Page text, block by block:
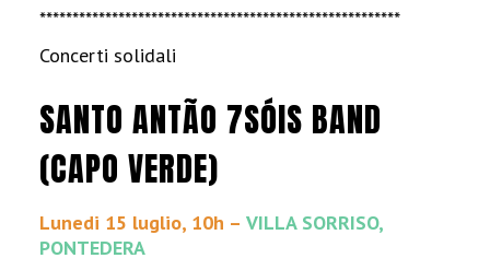
*******************************************************
Concerti solidali
SANTO ANTÃO 7SÓIS BAND
(CAPO VERDE)
Lunedi 15 luglio, 10h –VILLA SORRISO,
PONTEDERA